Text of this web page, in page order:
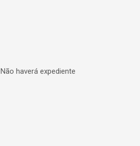
Não haverá expediente